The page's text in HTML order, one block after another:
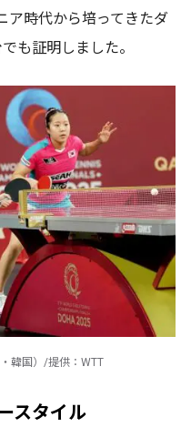
ア時代から培ってきたダ
も証明しました。
韓国）/提供：WTT
スタイル